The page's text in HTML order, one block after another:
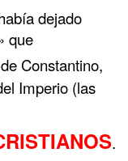
dejado
que
Constantino,
Imperio (las
.